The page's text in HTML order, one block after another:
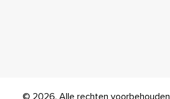
© 2026. Alle rechten voorbehouden